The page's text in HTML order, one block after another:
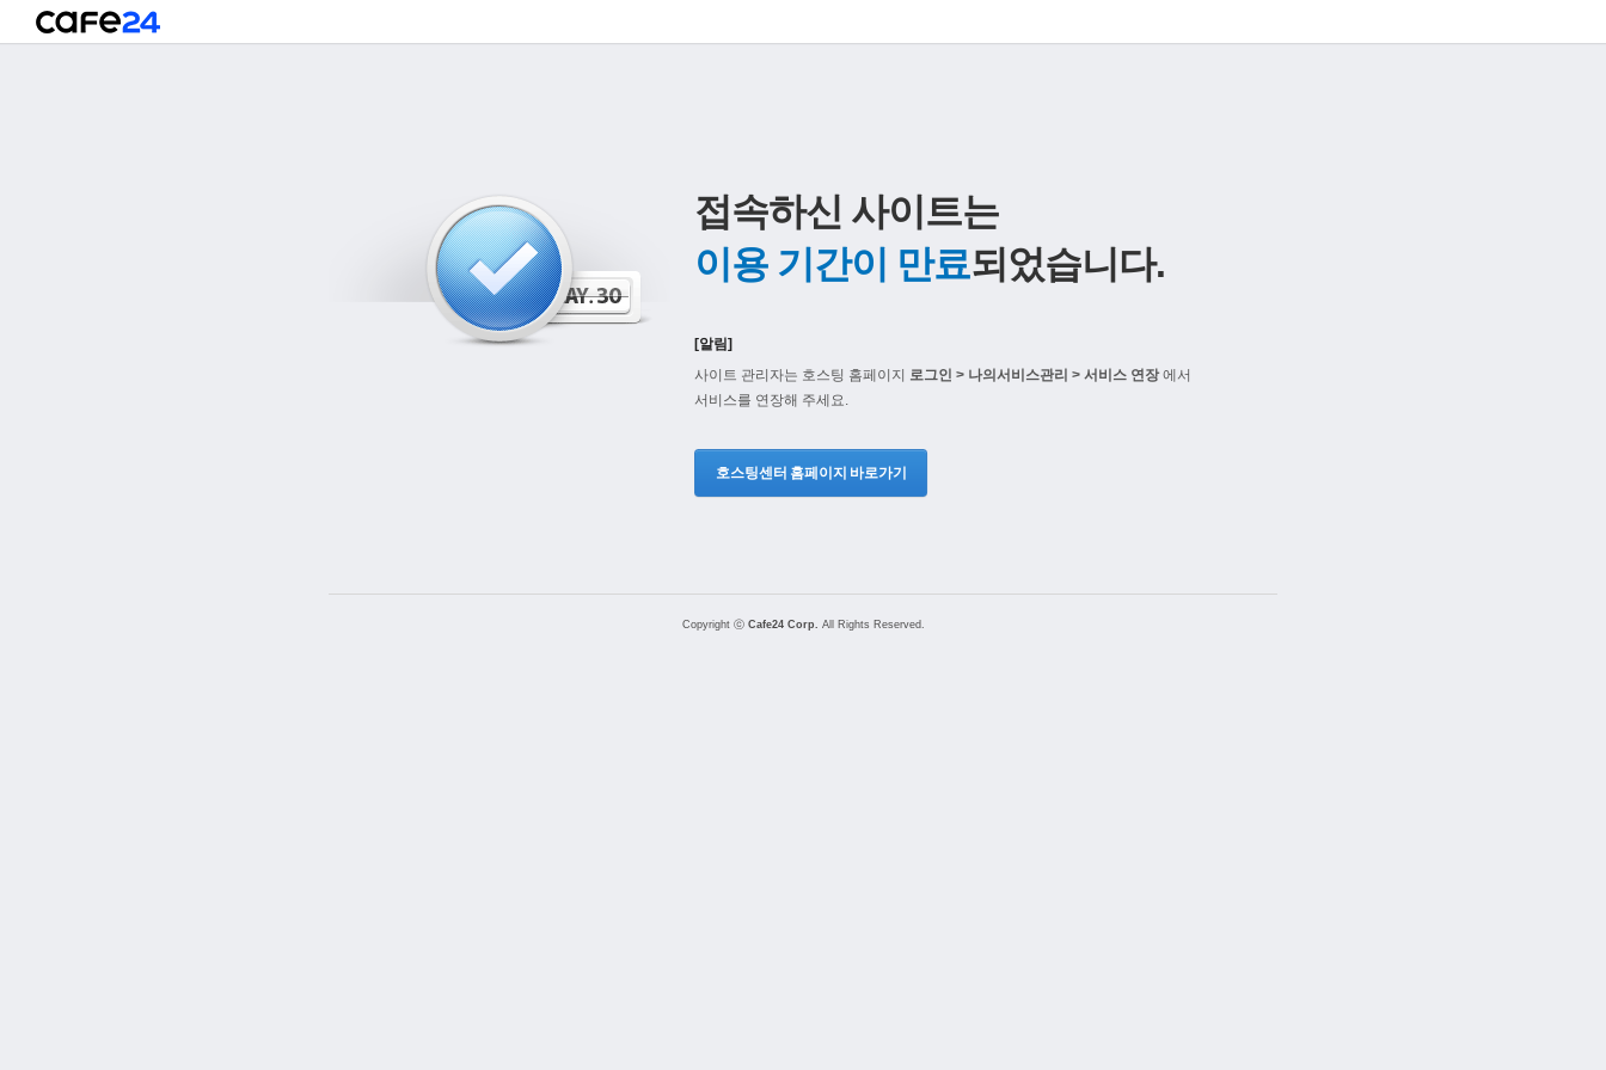
접속하신 사이트는
이용 기간이 만료되었습니다.
[알림]
사이트 관리자는 호스팅 홈페이지 로그인 > 나의서비스관리 > 서비스 연장에서
서비스를 연장해 주세요.
호스팅센터 홈페이지 바로가기
Copyright ⓒ Cafe24 Corp. All Rights Reserved.